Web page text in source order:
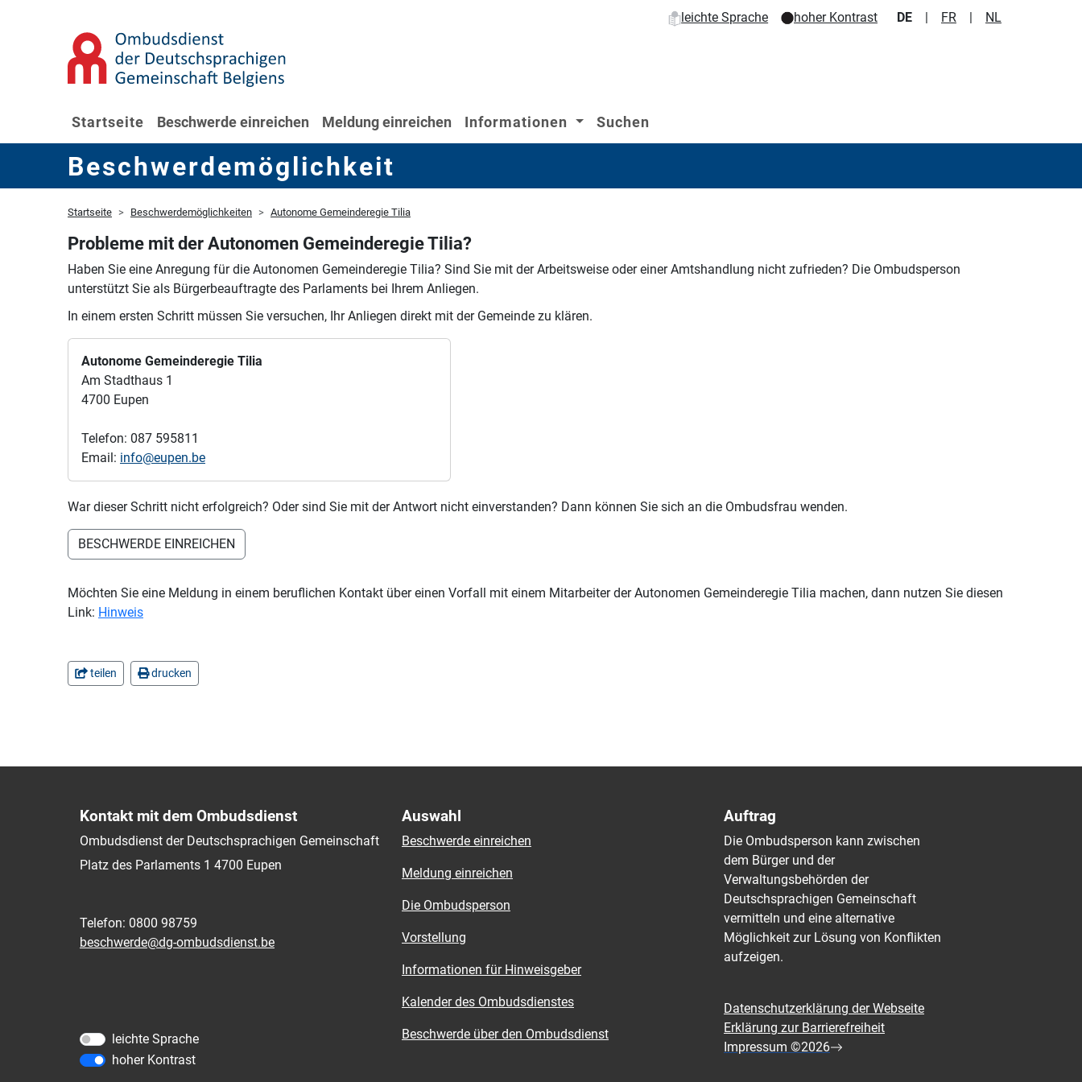
leichte Sprache hoher Kontrast DE | FR | NL
Startseite Beschwerde einreichen Meldung einreichen Informationen Suchen
Beschwerdemöglichkeit
Startseite Beschwerdemöglichkeiten Autonome Gemeinderegie Tilia
Probleme mit der Autonomen Gemeinderegie Tilia?
Haben Sie eine Anregung für die Autonomen Gemeinderegie Tilia? Sind Sie mit der Arbeitsweise oder einer Amtshandlung nicht zufrieden? Die Ombudsperson
unterstützt Sie als Bürgerbeauftragte des Parlaments bei Ihrem Anliegen.
In einem ersten Schritt müssen Sie versuchen, Ihr Anliegen direkt mit der Gemeinde zu klären.
Autonome Gemeinderegie Tilia
Am Stadthaus 1
4700 Eupen
Telefon: 087 595811
Email: info@eupen.be
War dieser Schritt nicht erfolgreich? Oder sind Sie mit der Antwort nicht einverstanden? Dann können Sie sich an die Ombudsfrau wenden.
BESCHWERDE EINREICHEN
Möchten Sie eine Meldung in einem beruflichen Kontakt über einen Vorfall mit einem Mitarbeiter der Autonomen Gemeinderegie Tilia machen, dann nutzen Sie diesen
Link: Hinweis
teilen drucken
Kontakt mit dem Ombudsdienst
Ombudsdienst der Deutschsprachigen Gemeinschaft
Platz des Parlaments 1 4700 Eupen
Telefon: 0800 98759
beschwerde@dg-ombudsdienst.be
leichte Sprache
hoher Kontrast
Auswahl
Beschwerde einreichen
Meldung einreichen
Die Ombudsperson
Vorstellung
Informationen für Hinweisgeber
Kalender des Ombudsdienstes
Beschwerde über den Ombudsdienst
Auftrag
Die Ombudsperson kann zwischen
dem Bürger und der
Verwaltungsbehörden der
Deutschsprachigen Gemeinschaft
vermitteln und eine alternative
Möglichkeit zur Lösung von Konflikten
aufzeigen.
Datenschutzerklärung der Webseite
Erklärung zur Barrierefreiheit
Impressum ©2026